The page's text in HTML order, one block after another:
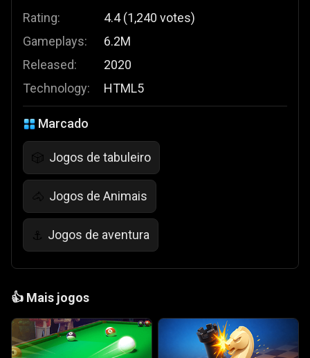
Rating:
Gameplays:
Released:
Technology:
4.4 (1,240 votes)
6.2M
2020
HTML5
Marcado
🎲 Jogos de tabuleiro
🐴 Jogos de Animais
⚓ Jogos de aventura
👍 Mais jogos